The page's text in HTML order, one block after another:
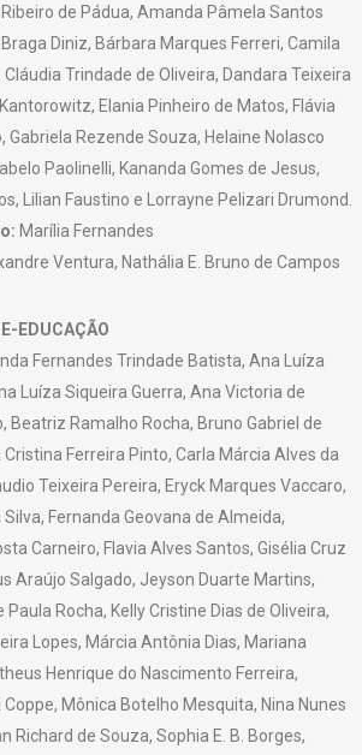
de Pádua, Amanda Pâmela Santos
Diniz, Bárbara Marques Ferreri, Camila
Trindade de Oliveira, Dandara Teixeira
Elania Pinheiro de Matos, Flávia
Gabriela Rezende Souza, Helaine Nolasco
Paolinelli, Kananda Gomes de Jesus,
Lilian Faustino e Lorrayne Pelizari Drumond.
Marília Fernandes
Ventura, Nathália E. Bruno de Campos
EDUCAÇÃO
Fernandes Trindade Batista, Ana Luíza
Luíza Siqueira Guerra, Ana Victoria de
Beatriz Ramalho Rocha, Bruno Gabriel de
Ferreira Pinto, Carla Márcia Alves da
Teixeira Pereira, Eryck Marques Vaccaro,
Silva, Fernanda Geovana de Almeida,
Carneiro, Flavia Alves Santos, Gisélia Cruz
Araújo Salgado, Jeyson Duarte Martins,
Rocha, Kelly Cristine Dias de Oliveira,
Lopes, Márcia Antônia Dias, Mariana
Henrique do Nascimento Ferreira,
Mônica Botelho Mesquita, Nina Nunes
Richard de Souza, Sophia E. B. Borges,